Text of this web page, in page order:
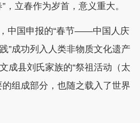
，立春作为岁首，意义重大。
中国申报的“春节——中国人庆
”成功列入人类非物质文化遗产
成县刘氏家族的“祭祖活动（太
组成部分，也随之载入了世界